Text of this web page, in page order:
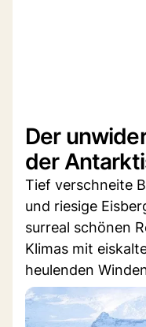
Der
der
Tief verschneite
und riesige
surreal schönen
Klimas mit
heulenden